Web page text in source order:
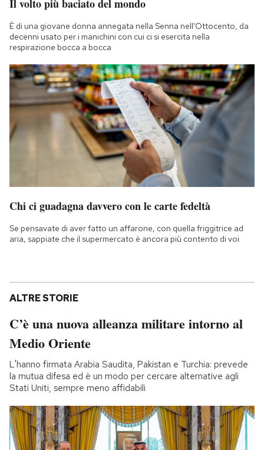
Il volto più baciato del mondo
È di una giovane donna annegata nella Senna nell'Ottocento, da
decenni usato per i manichini con cui ci si esercita nella
respirazione bocca a bocca
Chi ci guadagna davvero con le carte fedeltà
Se pensavate di aver fatto un affarone, con quella friggitrice ad
aria, sappiate che il supermercato è ancora più contento di voi
ALTRE STORIE
C’è una nuova alleanza militare intorno al
Medio Oriente
L'hanno firmata Arabia Saudita, Pakistan e Turchia: prevede
la mutua difesa ed è un modo per cercare alternative agli
Stati Uniti, sempre meno affidabili